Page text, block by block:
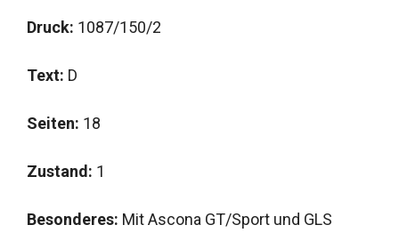
Druck: 1087/150/2
Text: D
Seiten: 18
Zustand: 1
Besonderes: Mit Ascona GT/Sport und GLS